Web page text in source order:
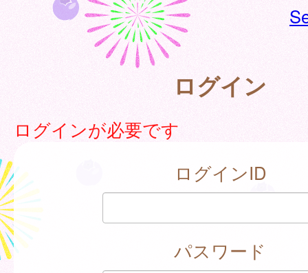
ログイン
ログインが必要です
ログインID
パスワード